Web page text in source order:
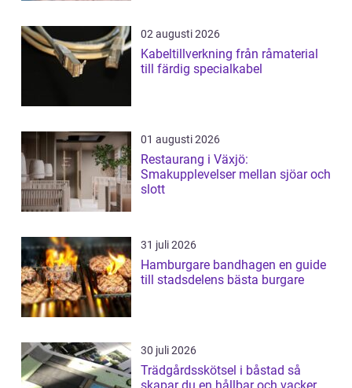
02 augusti 2026
Kabeltillverkning från råmaterial
till färdig specialkabel
01 augusti 2026
Restaurang i Växjö:
Smakupplevelser mellan sjöar och
slott
31 juli 2026
Hamburgare bandhagen en guide
till stadsdelens bästa burgare
30 juli 2026
Trädgårdsskötsel i båstad så